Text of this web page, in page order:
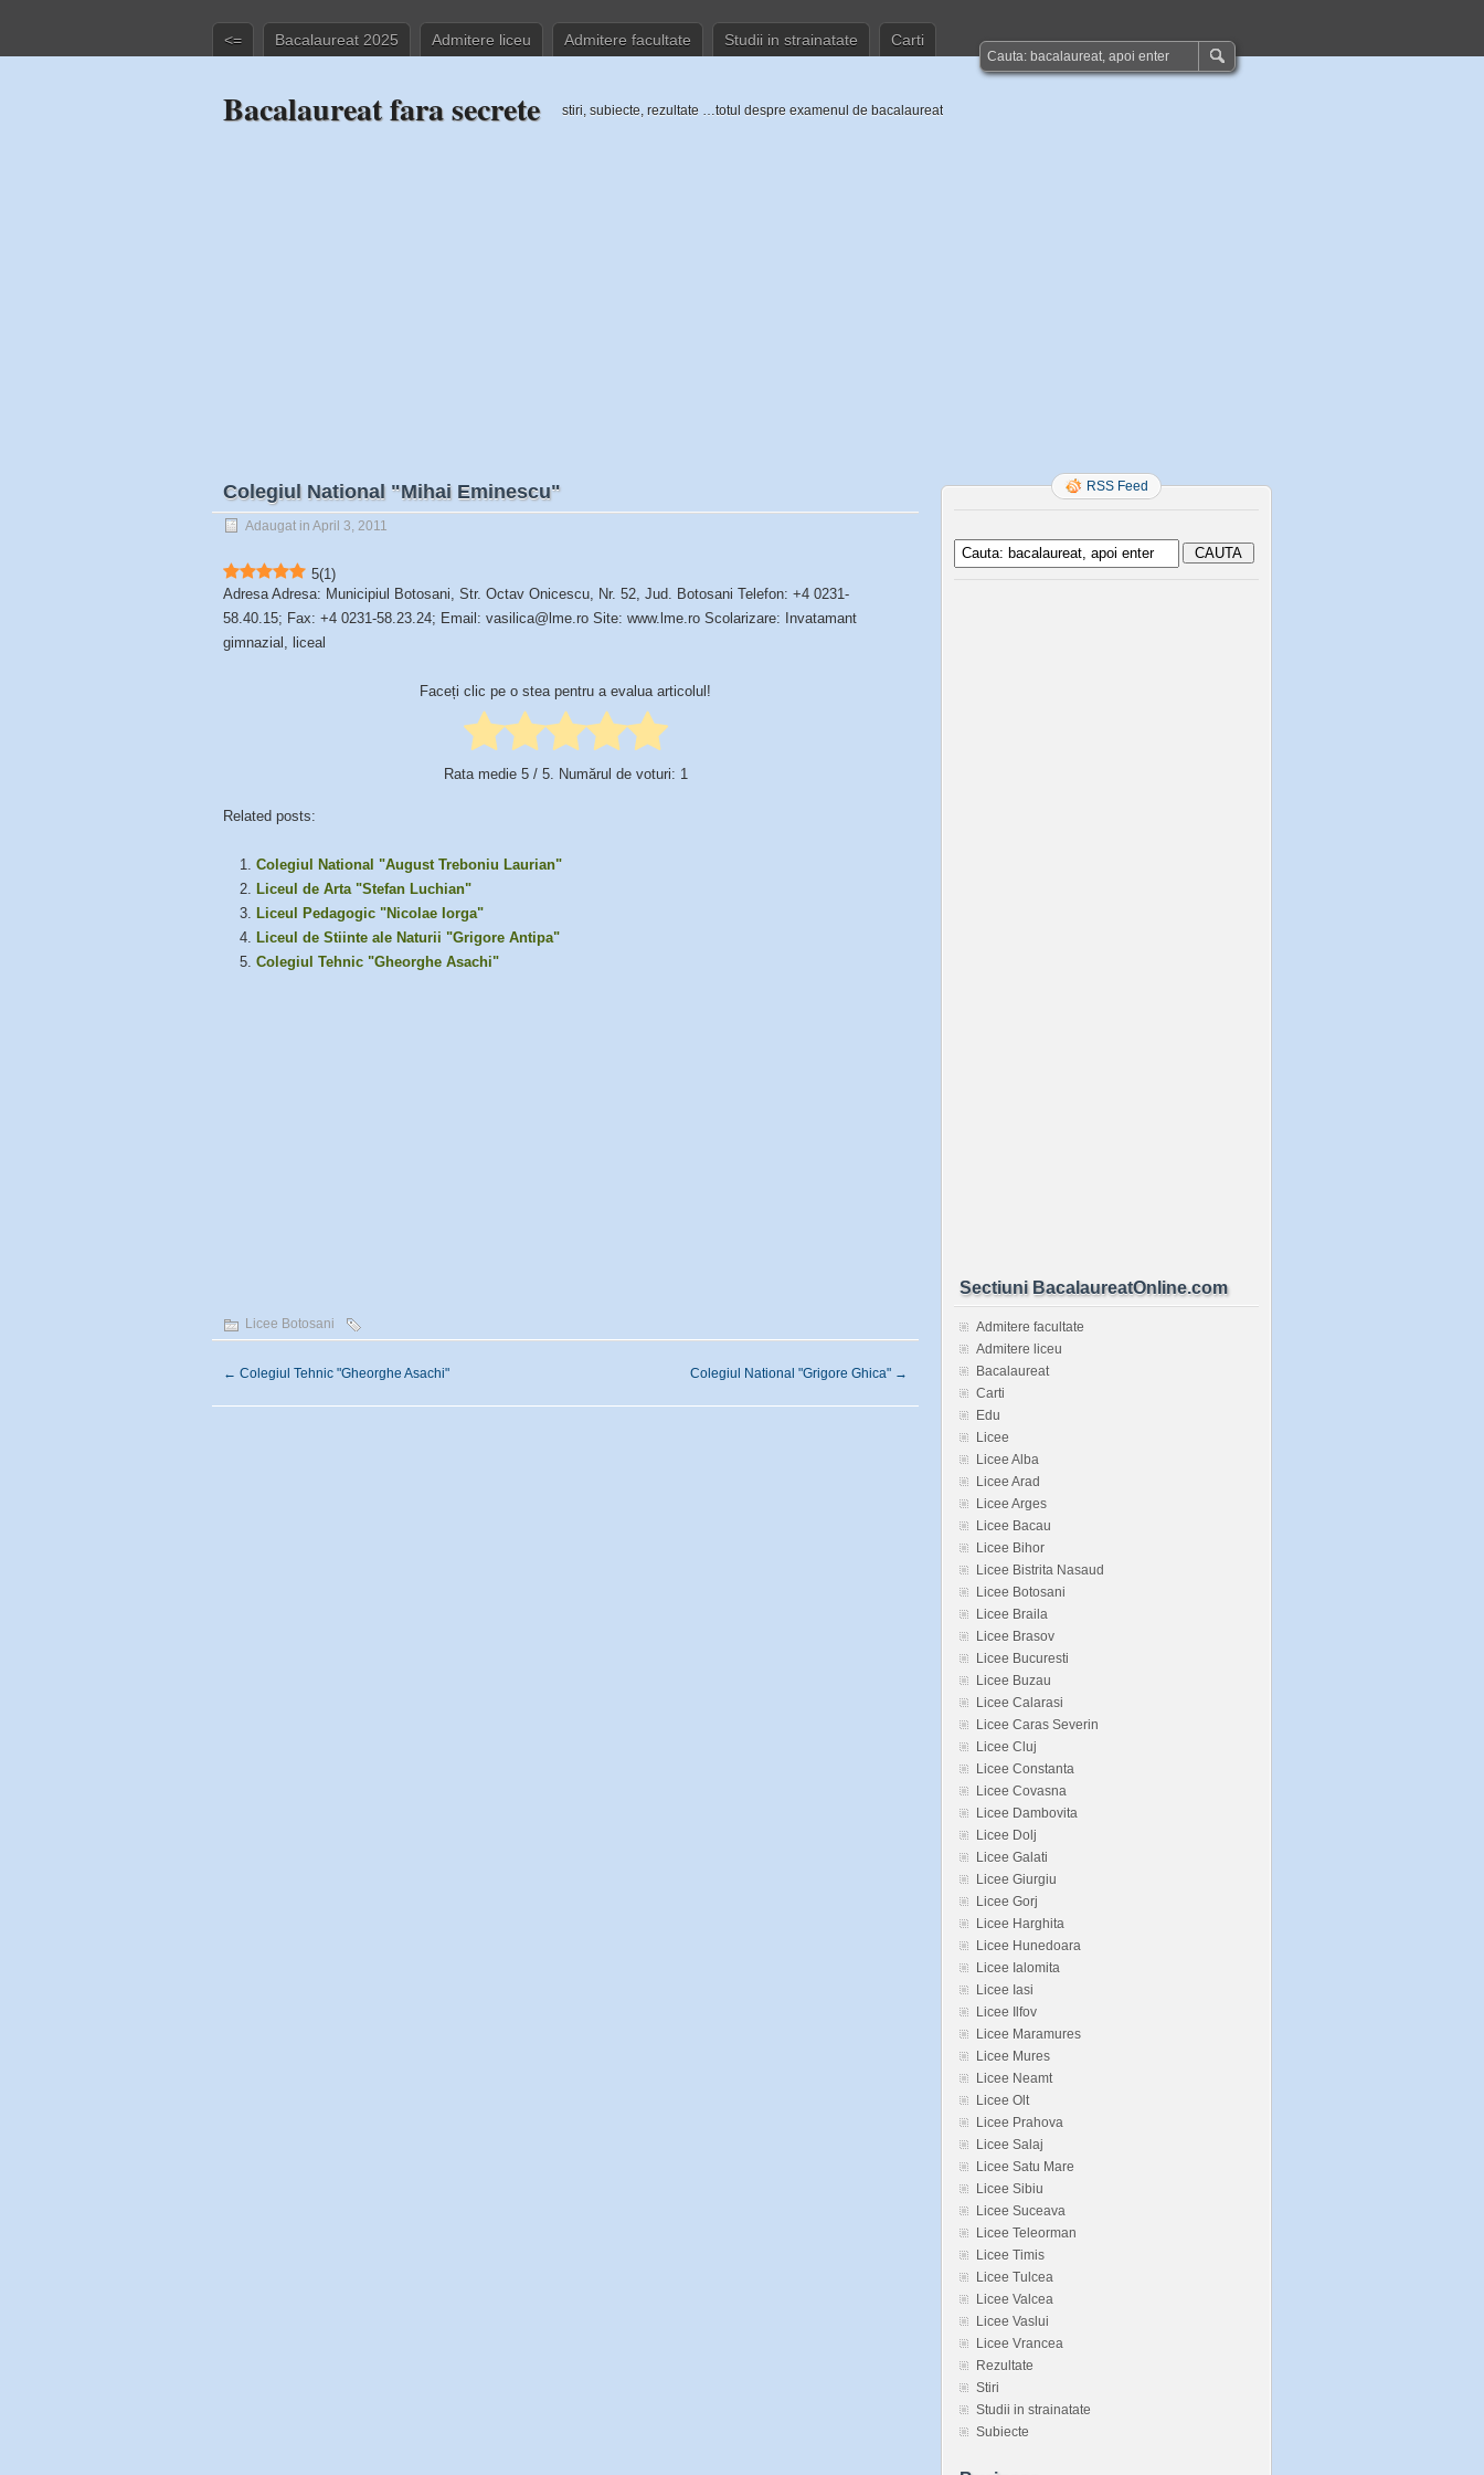
<= Bacalaureat 2025 Admitere liceu Admitere facultate Studii in strainatate Carti
Bacalaureat fara secrete stiri, subiecte, rezultate …totul despre examenul de bacalaureat
Colegiul National "Mihai Eminescu"
Adaugat in April 3, 2011
5(1)
Adresa Adresa: Municipiul Botosani, Str. Octav Onicescu, Nr. 52, Jud. Botosani Telefon: +4 0231-
58.40.15; Fax: +4 0231-58.23.24; Email: vasilica@lme.ro Site: www.lme.ro Scolarizare: Invatamant
gimnazial, liceal
Faceți clic pe o stea pentru a evalua articolul!
Rata medie 5/ 5. Numărul de voturi: 1
Related posts:
Colegiul National "August Treboniu Laurian"
Liceul de Arta "Stefan Luchian"
Liceul Pedagogic "Nicolae Iorga"
Liceul de Stiinte ale Naturii "Grigore Antipa"
Colegiul Tehnic "Gheorghe Asachi"
Licee Botosani
← Colegiul Tehnic "Gheorghe Asachi" Colegiul National "Grigore Ghica" →
RSS Feed
Sectiuni BacalaureatOnline.com
Admitere facultate
Admitere liceu
Bacalaureat
Carti
Edu
Licee
Licee Alba
Licee Arad
Licee Arges
Licee Bacau
Licee Bihor
Licee Bistrita Nasaud
Licee Botosani
Licee Braila
Licee Brasov
Licee Bucuresti
Licee Buzau
Licee Calarasi
Licee Caras Severin
Licee Cluj
Licee Constanta
Licee Covasna
Licee Dambovita
Licee Dolj
Licee Galati
Licee Giurgiu
Licee Gorj
Licee Harghita
Licee Hunedoara
Licee Ialomita
Licee Iasi
Licee Ilfov
Licee Maramures
Licee Mures
Licee Neamt
Licee Olt
Licee Prahova
Licee Salaj
Licee Satu Mare
Licee Sibiu
Licee Suceava
Licee Teleorman
Licee Timis
Licee Tulcea
Licee Valcea
Licee Vaslui
Licee Vrancea
Rezultate
Stiri
Studii in strainatate
Subiecte